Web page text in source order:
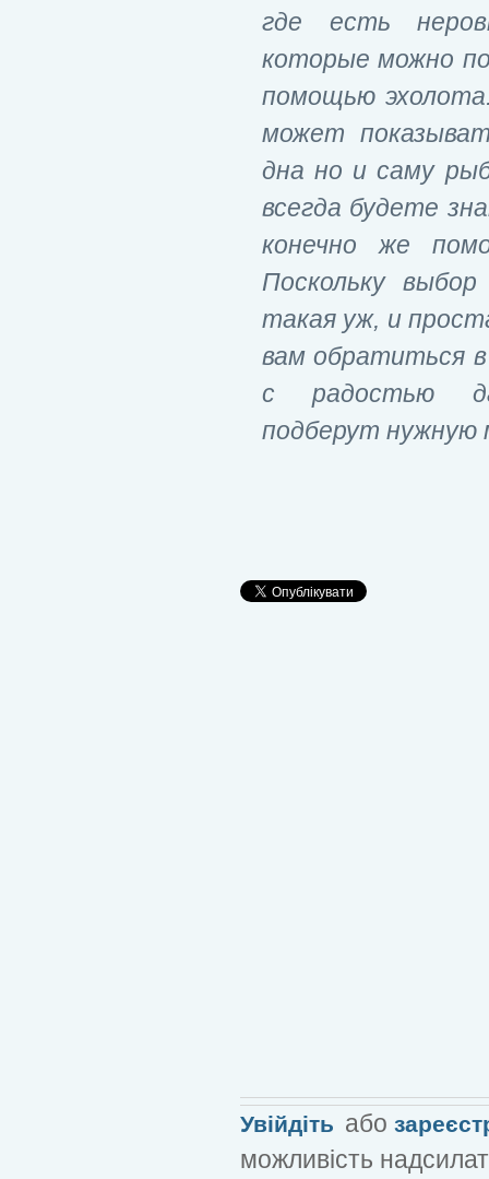
где есть
которые можно
помощью
может
дна но и саму
всегда будете
конечно же
Поскольку
такая уж, и
вам обратиться
с радостью
подберут нужную
Увійдіть або
можливість